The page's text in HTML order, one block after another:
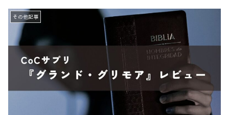
その他記事